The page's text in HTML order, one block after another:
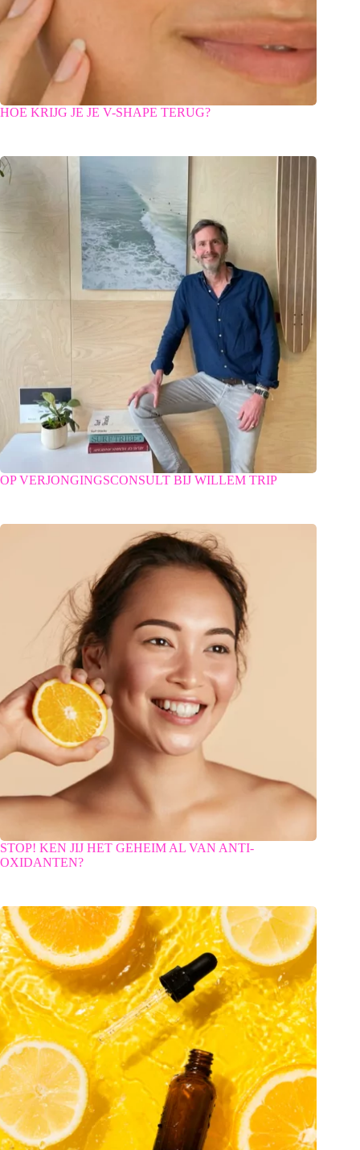
HOE KRIJG JE JE V-SHAPE TERUG?
OP VERJONGINGSCONSULT BIJ WILLEM TRIP
STOP! KEN JIJ HET GEHEIM AL VAN ANTI-
OXIDANTEN?